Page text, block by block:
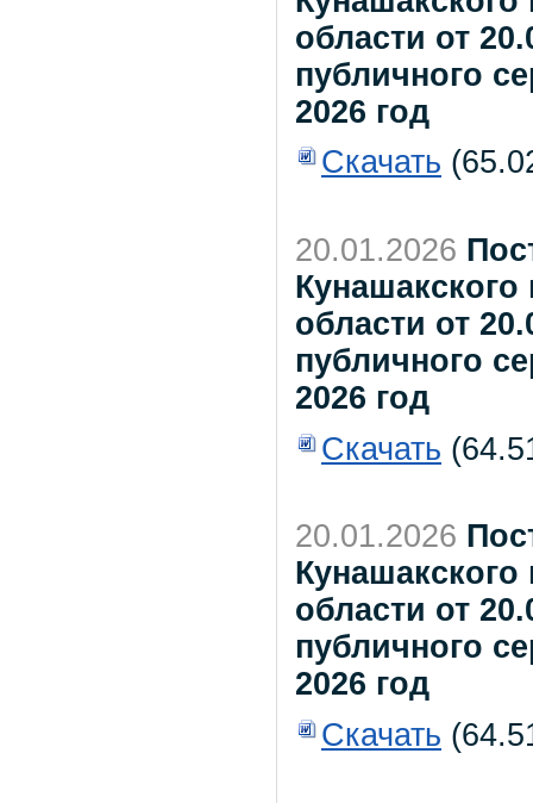
области от
публичного
2026 год
Скачать
20.01.2026
области от
публичного
2026 год
Скачать
20.01.2026
области от
публичного
2026 год
Скачать